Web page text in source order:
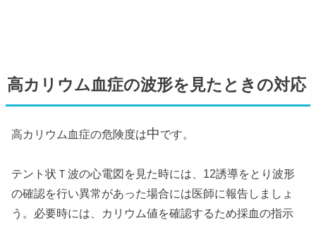
高カリウム血症の波形を見たときの対応
高カリウム血症の危険度は中です。
テント状Ｔ波の心電図を見た時には、12誘導をとり波形
の確認を行い異常があった場合には医師に報告しましょ
う。必要時には、カリウム値を確認するため採血の指示